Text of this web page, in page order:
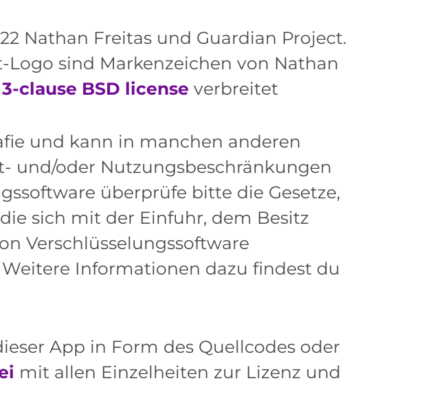
Nathan Freitas und Guardian Project.
Logo sind Markenzeichen von Nathan
3-clause BSD license verbreitet
und kann in manchen anderen
und/oder Nutzungsbeschränkungen
überprüfe bitte die Gesetze,
sich mit der Einfuhr, dem Besitz
Verschlüsselungssoftware
Informationen dazu findest du
App in Form des Quellcodes oder
mit allen Einzelheiten zur Lizenz und